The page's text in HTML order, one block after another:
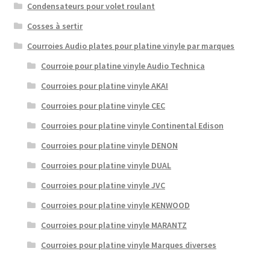
Condensateurs pour volet roulant
Cosses à sertir
Courroies Audio plates pour platine vinyle par marques
Courroie pour platine vinyle Audio Technica
Courroies pour platine vinyle AKAI
Courroies pour platine vinyle CEC
Courroies pour platine vinyle Continental Edison
Courroies pour platine vinyle DENON
Courroies pour platine vinyle DUAL
Courroies pour platine vinyle JVC
Courroies pour platine vinyle KENWOOD
Courroies pour platine vinyle MARANTZ
Courroies pour platine vinyle Marques diverses